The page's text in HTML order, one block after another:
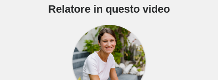
Relatore in questo video